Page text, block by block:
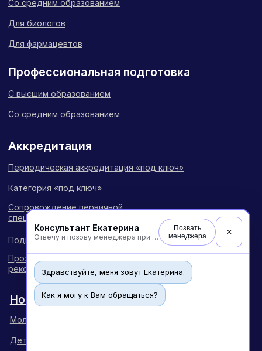
Консультант Екатерина
Отвечу и позову менеджера при необходимости
Позвать
менеджера
✕
Здравствуйте, меня зовут Екатерина.
Как я могу к Вам обращаться?